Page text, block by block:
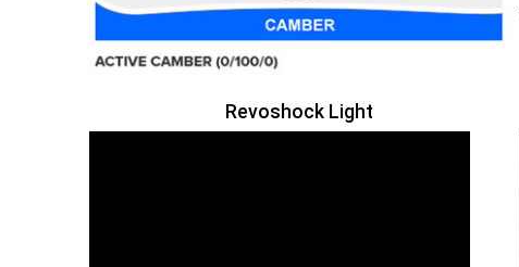
Revoshock Light